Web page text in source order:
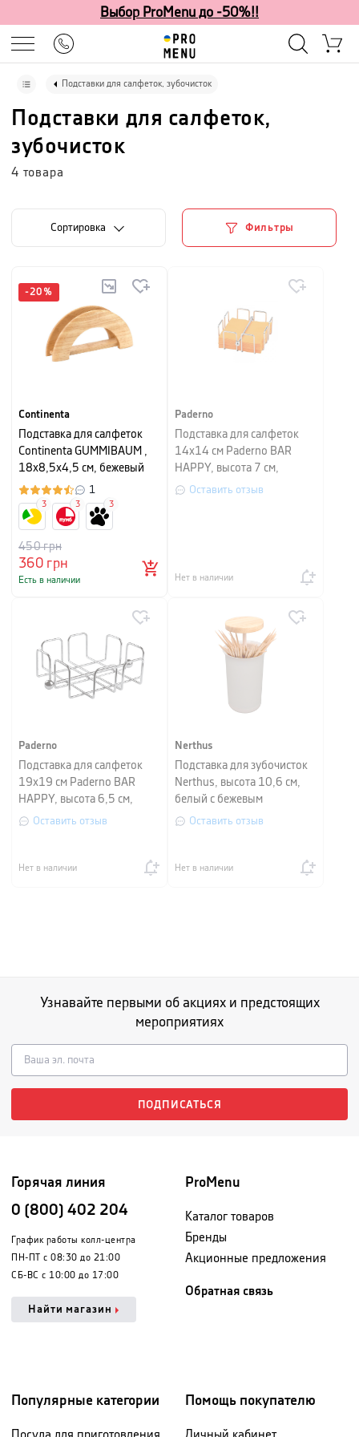
Выбор ProMenu до -50%!!
Подставки для салфеток, зубочисток
Подставки для салфеток,
зубочисток
4 товара
Cортировка Фильтры
-20 %
Continenta
Подставка для салфеток
Continenta GUMMIBAUM ,
18х8,5х4,5 см, бежевый
1
360грн
450грн
Есть в наличии
3 3 3
Paderno
Подставка для салфеток
14х14 см Paderno BAR
HAPPY, высота 7 см,
серебристый
Оставить отзыв
Нет в наличии
Paderno
Подставка для салфеток
19х19 см Paderno BAR
HAPPY, высота 6,5 см,
серебристый
Оставить отзыв
Нет в наличии
Nerthus
Подставка для зубочисток
Nerthus, высота 10,6 см,
белый с бежевым
Оставить отзыв
Нет в наличии
Узнавайте первыми об акциях и предстоящих
мероприятиях
ПОДПИСАТЬСЯ
Горячая линия
0 (800) 402 204
График работы колл-центра
ПН-ПТ с 08:30 до 21:00
СБ-ВС с 10:00 до 17:00
Найти магазин
ProMenu
Каталог товаров
Бренды
Акционные предложения
Обратная связь
Популярные категории Помощь покупателю